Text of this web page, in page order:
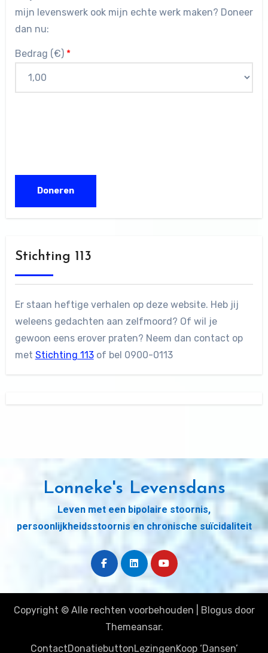
mijn levenswerk ook mijn echte werk maken? Doneer
dan nu:
Bedrag (€) *
Stichting 113
Er staan heftige verhalen op deze website. Heb jij
weleens gedachten aan zelfmoord? Of wil je
gewoon eens erover praten? Neem dan contact op
met Stichting 113of bel 0900-0113
Lonneke's Levensdans
Leven met een bipolaire stoornis,
persoonlijkheidsstoornis en chronische suïcidaliteit
Copyright © Alle rechten voorbehouden Blogusdoor
Themeansar.
ContactDonatiebuttonLezingenKoop ‘Dansen’